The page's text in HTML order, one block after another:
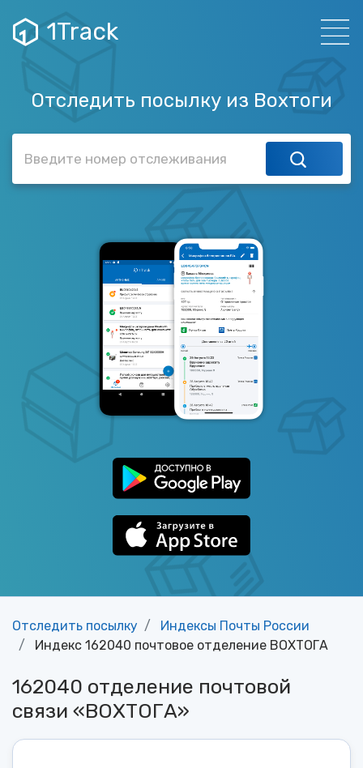
1Track
Отследить посылку из Вохтоги
Отследить посылку
Индексы Почты России
Индекс 162040 почтовое отделение ВОХТОГА
162040 отделение почтовой
связи «ВОХТОГА»